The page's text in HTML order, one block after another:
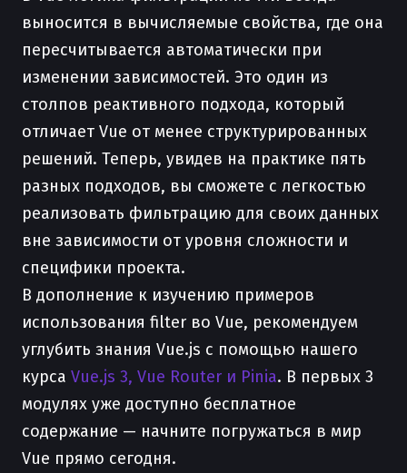
выносится в вычисляемые свойства, где она
пересчитывается автоматически при
изменении зависимостей. Это один из
столпов реактивного подхода, который
отличает Vue от менее структурированных
решений. Теперь, увидев на практике пять
разных подходов, вы сможете с легкостью
реализовать фильтрацию для своих данных
вне зависимости от уровня сложности и
специфики проекта.
В дополнение к изучению примеров
использования filter во Vue, рекомендуем
углубить знания Vue.js с помощью нашего
курса Vue.js 3, Vue Router и Pinia. В первых 3
модулях уже доступно бесплатное
содержание — начните погружаться в мир
Vue прямо сегодня.